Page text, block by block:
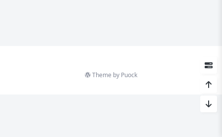
Theme by Puock